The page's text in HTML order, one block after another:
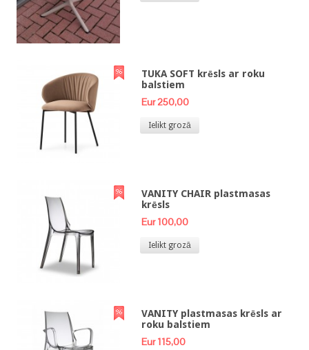
TUKA SOFT krēsls ar roku
balstiem
Eur 250,00
Ielikt grozā
VANITY CHAIR plastmasas
krēsls
Eur 100,00
Ielikt grozā
VANITY plastmasas krēsls ar
roku balstiem
Eur 115,00